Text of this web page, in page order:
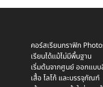
คอร์สเรียนกราฟิก
เรียนได้แม้ไม่มีพื้นฐาน
เริ่มต้นจากศูนย์ ออกแบ
เสื้อ โลโก้ และบรรจุภัณฑ์